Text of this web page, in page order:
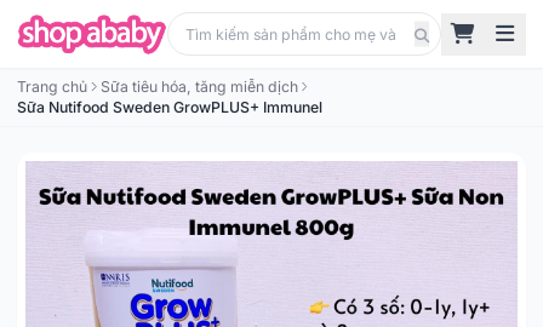
Trang chủ
Sữa tiêu hóa, tăng miễn dịch
Sữa Nutifood Sweden GrowPLUS+ Immunel